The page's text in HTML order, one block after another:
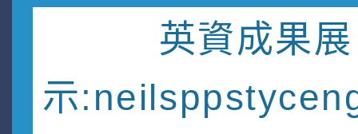
英資成果展
示